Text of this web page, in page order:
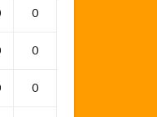
0
0
0